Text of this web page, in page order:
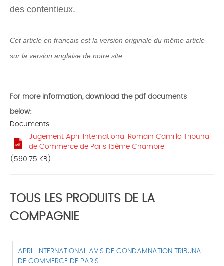
des contentieux.
Cet article en français est la version originale du même article
sur la version anglaise de notre site.
For more information, download the pdf documents
below:
Documents
Jugement April International Romain Camillo Tribunal
de Commerce de Paris 15ème Chambre
(590.75 KB)
TOUS LES PRODUITS DE LA
COMPAGNIE
APRIL INTERNATIONAL AVIS DE CONDAMNATION TRIBUNAL
DE COMMERCE DE PARIS